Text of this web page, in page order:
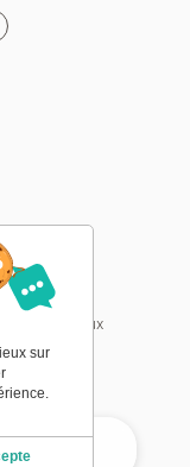
service aux
sur